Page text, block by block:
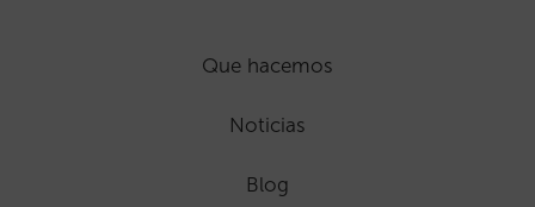
Que hacemos
Noticias
Blog